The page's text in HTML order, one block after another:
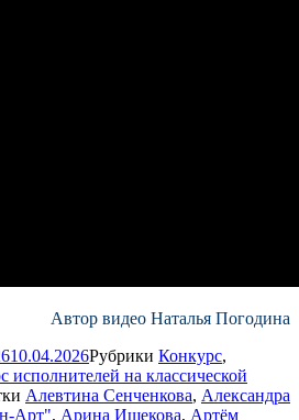
Автор видео Наталья Погодина
10.04.2026Рубрики Конкурс,
на классической
Алевтина Сенченкова, Александра
Арт", Арина Ишекова, Артём